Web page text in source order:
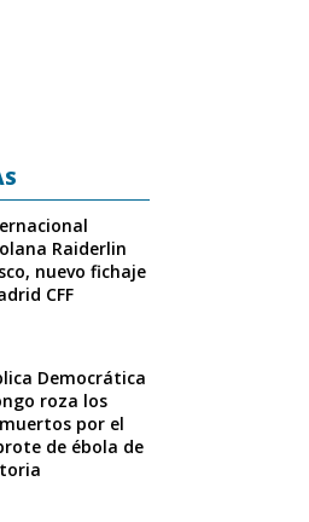
Raiderlin
nuevo fichaje
CFF
Democrática
roza los
por el
de ébola de